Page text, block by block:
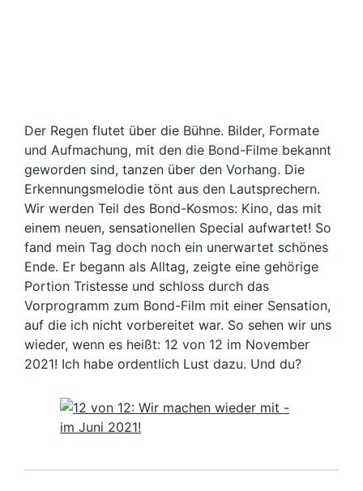
Der Regen flutet über die Bühne. Bilder, Formate
und Aufmachung, mit den die Bond-Filme bekannt
geworden sind, tanzen über den Vorhang. Die
Erkennungsmelodie tönt aus den Lautsprechern.
Wir werden Teil des Bond-Kosmos: Kino, das mit
einem neuen, sensationellen Special aufwartet! So
fand mein Tag doch noch ein unerwartet schönes
Ende. Er begann als Alltag, zeigte eine gehörige
Portion Tristesse und schloss durch das
Vorprogramm zum Bond-Film mit einer Sensation,
auf die ich nicht vorbereitet war. So sehen wir uns
wieder, wenn es heißt: 12 von 12 im November
2021! Ich habe ordentlich Lust dazu. Und du?